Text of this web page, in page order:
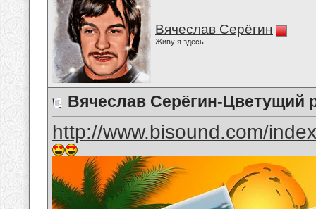
Вячеслав Серёгин
Живу я здесь
Вячеслав Серёгин-Цветущий
http://www.bisound.com/